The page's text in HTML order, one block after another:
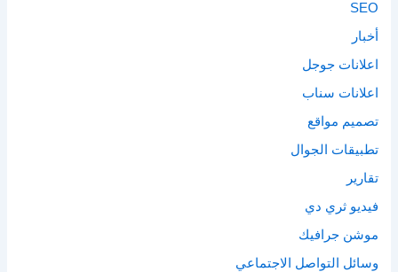
SEO
أخبار
اعلانات جوجل
اعلانات سناب
تصميم مواقع
تطبيقات الجوال
تقارير
فيديو ثري دي
موشن جرافيك
وسائل التواصل الاجتماعي